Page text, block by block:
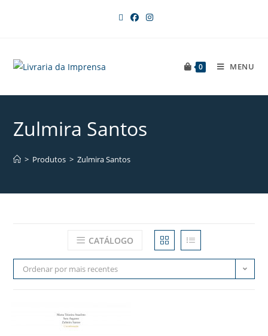
0 MENU
Zulmira Santos
> Produtos > Zulmira Santos
CATÁLOGO
Ordenar por mais recentes